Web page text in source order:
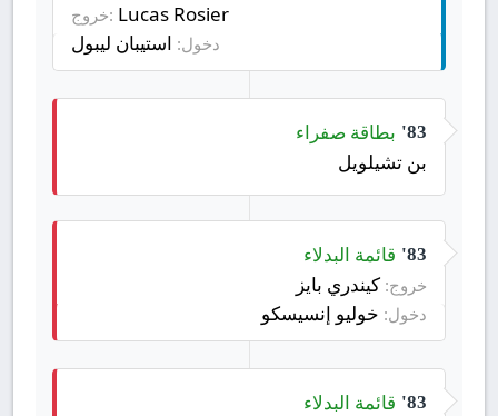
خروج: Lucas Rosier
دخول: استيبان ليبول
83' بطاقة صفراء
بن تشيلويل
83' قائمة البدلاء
خروج: كيندري بايز
دخول: خوليو إنسيسكو
83' قائمة البدلاء